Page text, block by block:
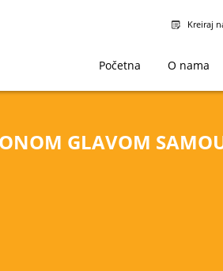
GLAVOM
Kreiraj
Početna O nama